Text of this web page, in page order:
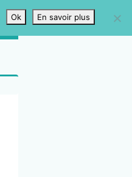
Ok En savoir plus